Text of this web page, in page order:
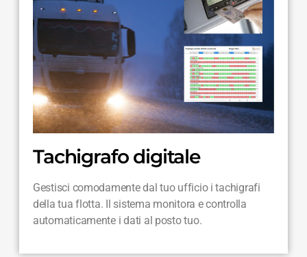
Tachigrafo digitale
Gestisci comodamente dal tuo ufficio i tachigrafi
della tua flotta. Il sistema monitora e controlla
automaticamente i dati al posto tuo.